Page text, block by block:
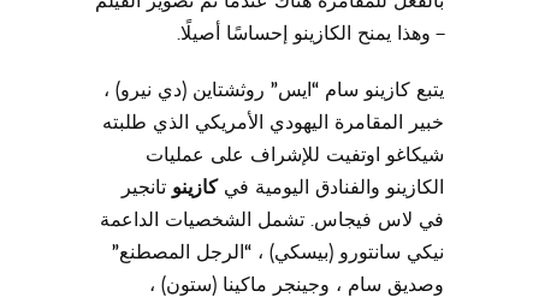
– وهذا يمنح الكازينو إحساسًا أصيلًا.
يتبع كازينو سام “ايس” روثشتاين (دي نيرو) ،
خبير المقامرة اليهودي الأمريكي الذي طلبته
شيكاغو اوتفيت للإشراف على عمليات
الكازينو والفنادق اليومية فيكازينو تانجير
في لاس فيجاس. تشمل الشخصيات الداعمة
نيكي سانتورو (بيسكي) ، “الرجل المصطنع”
وصديق سام ، وجينجر ماكينا (ستون) ،